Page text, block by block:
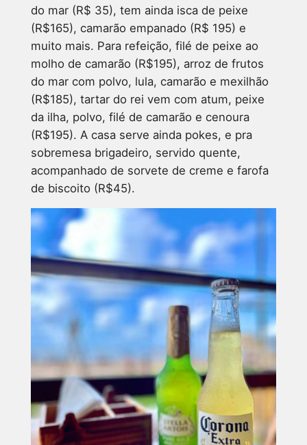
do mar (R$ 35), tem ainda isca de peixe
(R$165), camarão empanado (R$ 195) e
muito mais. Para refeição, filé de peixe ao
molho de camarão (R$195), arroz de frutos
do mar com polvo, lula, camarão e mexilhão
(R$185), tartar do rei vem com atum, peixe
da ilha, polvo, filé de camarão e cenoura
(R$195). A casa serve ainda pokes, e pra
sobremesa brigadeiro, servido quente,
acompanhado de sorvete de creme e farofa
de biscoito (R$45).